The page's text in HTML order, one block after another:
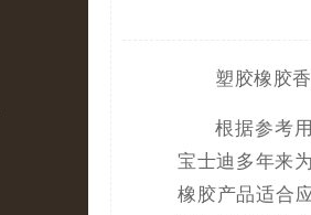
塑胶橡胶
根据参考
宝士迪多年来
橡胶产品适合